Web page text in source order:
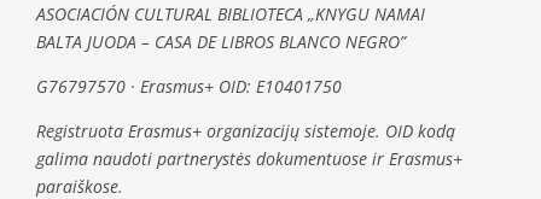
ASOCIACIÓN CULTURAL BIBLIOTECA „KNYGU NAMAI
BALTA JUODA – CASA DE LIBROS BLANCO NEGRO”
G76797570 · Erasmus+ OID: E10401750
Registruota Erasmus+ organizacijų sistemoje. OID kodą
galima naudoti partnerystės dokumentuose ir Erasmus+
paraiškose.